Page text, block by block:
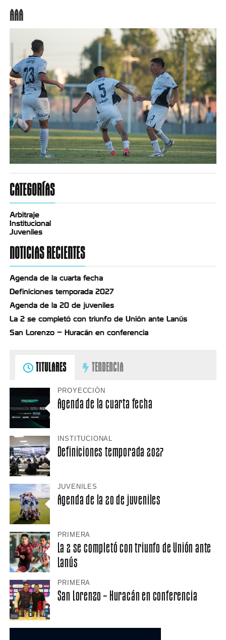
AAA
CATEGORÍAS
Arbitraje
Institucional
Juveniles
NOTICIAS RECIENTES
Agenda de la cuarta fecha
Definiciones temporada 2027
Agenda de la 20 de juveniles
La 2 se completó con triunfo de Unión ante Lanús
San Lorenzo – Huracán en conferencia
TITULARES TENDENCIA
PROYECCIÓN
Agenda de la cuarta fecha
INSTITUCIONAL
Definiciones temporada 2027
JUVENILES
Agenda de la 20 de juveniles
PRIMERA
La 2 se completó con triunfo de Unión ante
Lanús
PRIMERA
San Lorenzo – Huracán en conferencia